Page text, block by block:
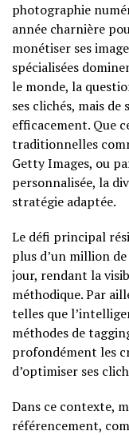
photographie
année charnière
monétiser ses
spécialisées
le monde, la
ses clichés, mais
efficacement. Que
traditionnelles
Getty Images, ou
personnalisée, la
stratégie adaptée.
Le défi principal
plus d’un million
jour, rendant la
méthodique. Par
telles que
méthodes de
profondément les
d’optimiser ses
Dans ce contexte,
référencement,